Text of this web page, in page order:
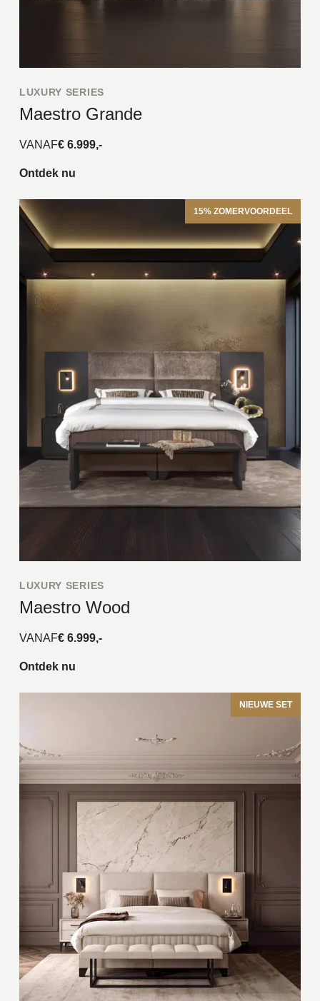
LUXURY SERIES
Maestro Grande
VANAF€ 6.999,-
Ontdek nu
15% ZOMERVOORDEEL
LUXURY SERIES
Maestro Wood
VANAF€ 6.999,-
Ontdek nu
NIEUWE SET